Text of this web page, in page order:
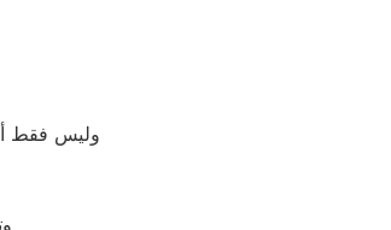
وليس فقط